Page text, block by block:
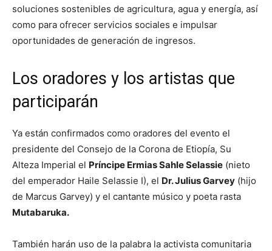
soluciones sostenibles de agricultura, agua y energía, así
como para ofrecer servicios sociales e impulsar
oportunidades de generación de ingresos.
Los oradores y los artistas que
participarán
Ya están confirmados como oradores del evento el
presidente del Consejo de la Corona de Etiopía, Su
Alteza Imperial el Príncipe Ermias Sahle Selassie (nieto
del emperador Haile Selassie I), el Dr. Julius Garvey (hijo
de Marcus Garvey) y el cantante músico y poeta rasta
Mutabaruka.
También harán uso de la palabra la activista comunitaria